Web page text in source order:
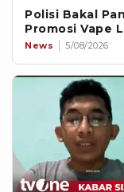
Polisi Bakal
Promosi Vape
News 5/08/2026